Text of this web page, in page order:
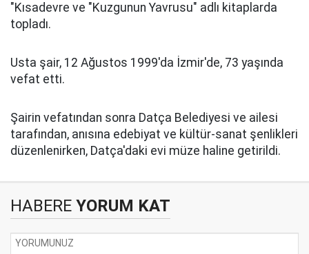
"Kısadevre ve "Kuzgunun Yavrusu" adlı kitaplarda
topladı.
Usta şair, 12 Ağustos 1999'da İzmir'de, 73 yaşında
vefat etti.
Şairin vefatından sonra Datça Belediyesi ve ailesi
tarafından, anısına edebiyat ve kültür-sanat şenlikleri
düzenlenirken, Datça'daki evi müze haline getirildi.
HABERE YORUM KAT